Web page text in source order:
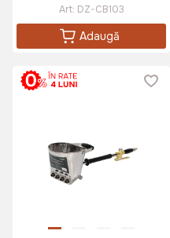
Art: DZ-CB103
Adaugă